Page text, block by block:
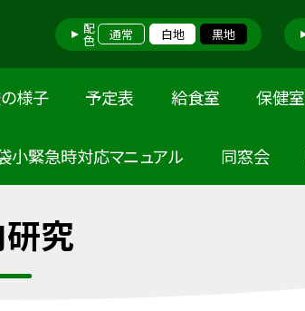
配色 通常 白地 黒地
様子 予定表 給食室 保健室
小緊急時対応マニュアル 同窓会
究